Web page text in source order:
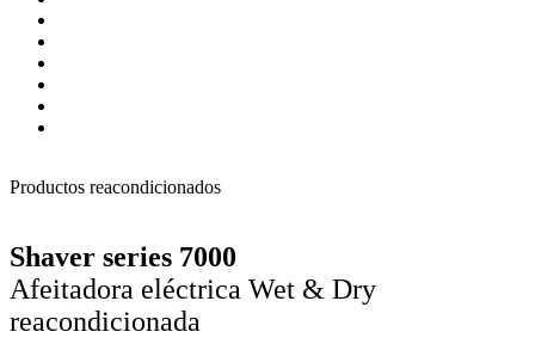
Productos reacondicionados
Shaver series 7000
Afeitadora eléctrica Wet & Dry
reacondicionada